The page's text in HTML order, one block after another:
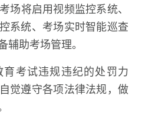
场将启用视频监控系统、
系统、考场实时智能巡查
辅助考场管理。
考试违规违纪的处罚力
觉遵守各项法律法规，做